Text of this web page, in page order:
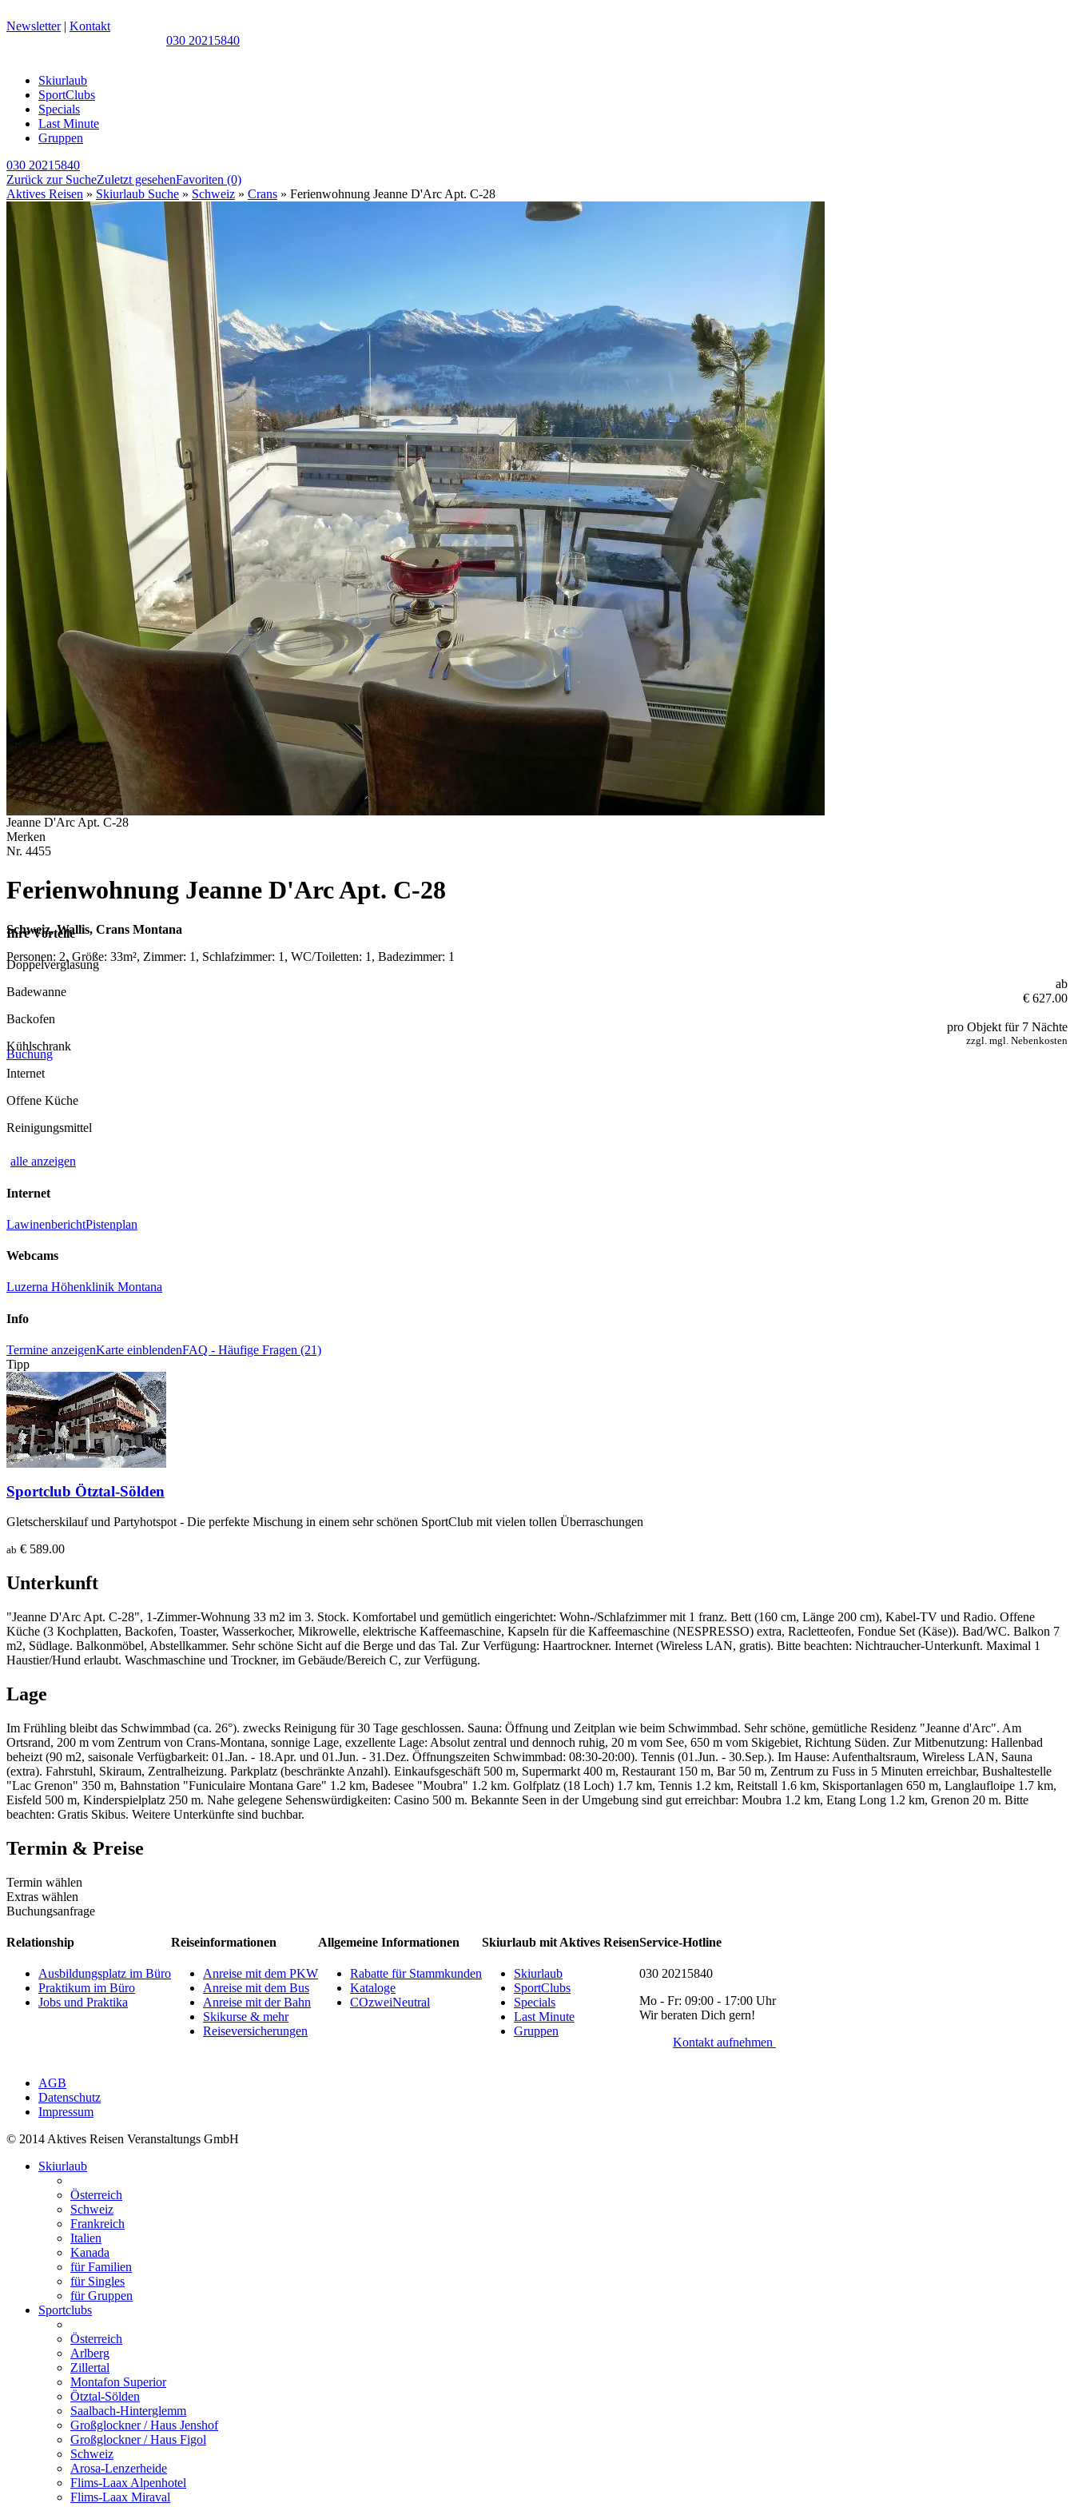
Newsletter| Kontakt
030 20215840
Skiurlaub
SportClubs
Specials
Last Minute
Gruppen
030 20215840
Zurück zur SucheZuletzt gesehenFavoriten (0)
Aktives Reisen » Skiurlaub Suche » Schweiz » Crans » Ferienwohnung Jeanne D'Arc Apt. C-28
Jeanne D'Arc Apt. C-28
Merken
Nr. 4455
Ferienwohnung Jeanne D'Arc Apt. C-28
Schweiz, Wallis, Crans Montana
Personen: 2, Größe: 33m², Zimmer: 1, Schlafzimmer: 1, WC/Toiletten: 1, Badezimmer: 1
ab
€ 627.00
pro Objekt für 7 Nächte
zzgl. mgl. Nebenkosten
Buchung
Ihre Vorteile
Doppelverglasung
Badewanne
Backofen
Kühlschrank
Internet
Offene Küche
Reinigungsmittel
alle anzeigen
Internet
LawinenberichtPistenplan
Webcams
Luzerna Höhenklinik Montana
Info
Termine anzeigenKarte einblendenFAQ - Häufige Fragen (21)
Tipp
Sportclub Ötztal-Sölden
Gletscherskilauf und Partyhotspot - Die perfekte Mischung in einem sehr schönen SportClub mit vielen tollen Überraschungen
ab € 589.00
Unterkunft
"Jeanne D'Arc Apt. C-28", 1-Zimmer-Wohnung 33 m2 im 3. Stock. Komfortabel und gemütlich eingerichtet: Wohn-/Schlafzimmer mit 1 franz. Bett (160 cm, Länge 200 cm), Kabel-TV und Radio. Offene
Küche (3 Kochplatten, Backofen, Toaster, Wasserkocher, Mikrowelle, elektrische Kaffeemaschine, Kapseln für die Kaffeemaschine (NESPRESSO) extra, Racletteofen, Fondue Set (Käse)). Bad/WC. Balkon 7
m2, Südlage. Balkonmöbel, Abstellkammer. Sehr schöne Sicht auf die Berge und das Tal. Zur Verfügung: Haartrockner. Internet (Wireless LAN, gratis). Bitte beachten: Nichtraucher-Unterkunft. Maximal 1
Haustier/Hund erlaubt. Waschmaschine und Trockner, im Gebäude/Bereich C, zur Verfügung.
Lage
Im Frühling bleibt das Schwimmbad (ca. 26°). zwecks Reinigung für 30 Tage geschlossen. Sauna: Öffnung und Zeitplan wie beim Schwimmbad. Sehr schöne, gemütliche Residenz "Jeanne d'Arc". Am
Ortsrand, 200 m vom Zentrum von Crans-Montana, sonnige Lage, exzellente Lage: Absolut zentral und dennoch ruhig, 20 m vom See, 650 m vom Skigebiet, Richtung Süden. Zur Mitbenutzung: Hallenbad
beheizt (90 m2, saisonale Verfügbarkeit: 01.Jan. - 18.Apr. und 01.Jun. - 31.Dez. Öffnungszeiten Schwimmbad: 08:30-20:00). Tennis (01.Jun. - 30.Sep.). Im Hause: Aufenthaltsraum, Wireless LAN, Sauna
(extra). Fahrstuhl, Skiraum, Zentralheizung. Parkplatz (beschränkte Anzahl). Einkaufsgeschäft 500 m, Supermarkt 400 m, Restaurant 150 m, Bar 50 m, Zentrum zu Fuss in 5 Minuten erreichbar, Bushaltestelle
"Lac Grenon" 350 m, Bahnstation "Funiculaire Montana Gare" 1.2 km, Badesee "Moubra" 1.2 km. Golfplatz (18 Loch) 1.7 km, Tennis 1.2 km, Reitstall 1.6 km, Skisportanlagen 650 m, Langlaufloipe 1.7 km,
Eisfeld 500 m, Kinderspielplatz 250 m. Nahe gelegene Sehenswürdigkeiten: Casino 500 m. Bekannte Seen in der Umgebung sind gut erreichbar: Moubra 1.2 km, Etang Long 1.2 km, Grenon 20 m. Bitte
beachten: Gratis Skibus. Weitere Unterkünfte sind buchbar.
Termin & Preise
Termin wählen
Extras wählen
Buchungsanfrage
Relationship
Ausbildungsplatz im Büro
Praktikum im Büro
Jobs und Praktika
Reiseinformationen
Anreise mit dem PKW
Anreise mit dem Bus
Anreise mit der Bahn
Skikurse & mehr
Reiseversicherungen
Allgemeine Informationen
Rabatte für Stammkunden
Kataloge
COzweiNeutral
Skiurlaub mit Aktives Reisen
Skiurlaub
SportClubs
Specials
Last Minute
Gruppen
Service-Hotline
030 20215840
Mo - Fr: 09:00 - 17:00 Uhr
Wir beraten Dich gern!
Kontakt aufnehmen
AGB
Datenschutz
Impressum
© 2014 Aktives Reisen Veranstaltungs GmbH
Skiurlaub
Österreich
Schweiz
Frankreich
Italien
Kanada
für Familien
für Singles
für Gruppen
Sportclubs
Österreich
Arlberg
Zillertal
Montafon Superior
Ötztal-Sölden
Saalbach-Hinterglemm
Großglockner / Haus Jenshof
Großglockner / Haus Figol
Schweiz
Arosa-Lenzerheide
Flims-Laax Alpenhotel
Flims-Laax Miraval